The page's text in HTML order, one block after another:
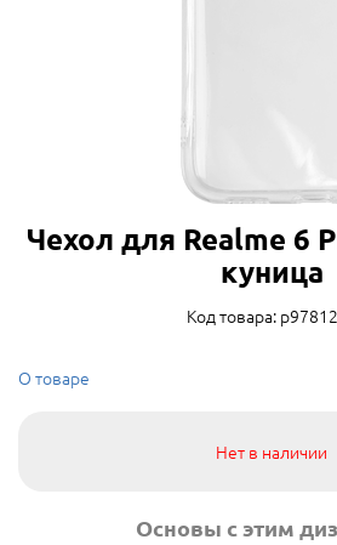
Чехол для Realme 6
куница
Код товара:
О товаре
Нет в наличии
Основы с этим